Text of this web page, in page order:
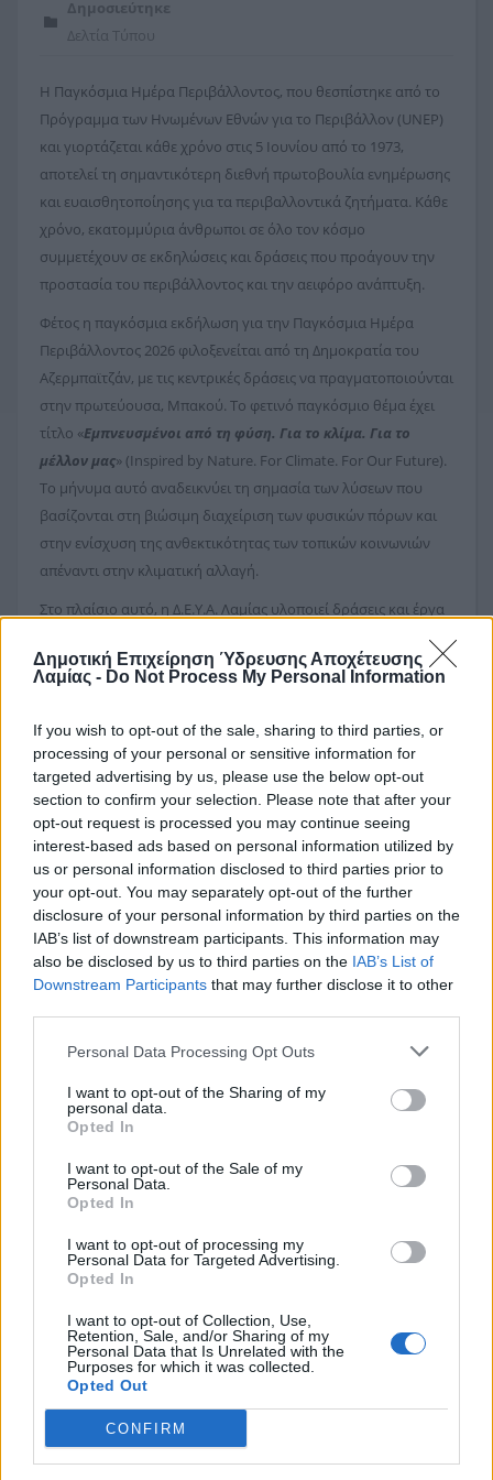
Δημοτική Επιχείρηση Ύδρευσης Αποχέτευσης
Λαμίας - Do Not Process My Personal Information
If you wish to opt-out of the sale, sharing to third parties, or
processing of your personal or sensitive information for
targeted advertising by us, please use the below opt-out
section to confirm your selection. Please note that after your
opt-out request is processed you may continue seeing
interest-based ads based on personal information utilized by
us or personal information disclosed to third parties prior to
your opt-out. You may separately opt-out of the further
disclosure of your personal information by third parties on the
IAB’s list of downstream participants. This information may
also be disclosed by us to third parties on the IAB’s List of
Downstream Participants that may further disclose it to other
Personal Data Processing Opt Outs
I want to opt-out of the Sharing of my
personal data.
Opted In
I want to opt-out of the Sale of my
Personal Data.
Opted In
I want to opt-out of processing my
Personal Data for Targeted Advertising.
Opted In
I want to opt-out of Collection, Use,
Retention, Sale, and/or Sharing of my
Personal Data that Is Unrelated with the
Purposes for which it was collected.
Opted Out
CONFIRM
Δημοσιεύτηκε
Δελτία Τύπου
Η Παγκόσμια Ημέρα Περιβάλλοντος, που θεσπίστηκε από το
Πρόγραμμα των Ηνωμένων Εθνών για το Περιβάλλον (UNEP)
και γιορτάζεται κάθε χρόνο στις 5 Ιουνίου από το 1973,
αποτελεί τη σημαντικότερη διεθνή πρωτοβουλία ενημέρωσης
και ευαισθητοποίησης για τα περιβαλλοντικά ζητήματα. Κάθε
χρόνο, εκατομμύρια άνθρωποι σε όλο τον κόσμο
συμμετέχουν σε εκδηλώσεις και δράσεις που προάγουν την
προστασία του περιβάλλοντος και την αειφόρο ανάπτυξη.
Φέτος η παγκόσμια εκδήλωση για την Παγκόσμια Ημέρα
Περιβάλλοντος 2026 φιλοξενείται από τη Δημοκρατία του
Αζερμπαϊτζάν, με τις κεντρικές δράσεις να πραγματοποιούνται
στην πρωτεύουσα, Μπακού. Το φετινό παγκόσμιο θέμα έχει
τίτλο «Εμπνευσμένοι από τη φύση. Για το κλίμα. Για το
μέλλον μας» (Inspired by Nature. For Climate. For Our Future).
Το μήνυμα αυτό αναδεικνύει τη σημασία των λύσεων που
βασίζονται στη βιώσιμη διαχείριση των φυσικών πόρων και
στην ενίσχυση της ανθεκτικότητας των τοπικών κοινωνιών
απέναντι στην κλιματική αλλαγή.
Στο πλαίσιο αυτό, η Δ.Ε.Υ.Α. Λαμίας υλοποιεί δράσεις και έργα
κυκλική οικονομία. Ξεχωρίζει η ολοκλήρωση της Μονάδας
Ηλιακής Ξήρανσης στην Εγκατάσταση Επεξεργασίας Λυμάτων
ιλύος στη γεωργία, ενώ παράλληλα υλοποιείται η επέκταση
της εγκατάστασης με νέα χρηματοδότηση από το Υπουργείο
Περιβάλλοντος και Ενέργειας.
Η Δ.Ε.Υ.Α. Λαμίας ως οργανισμός κοινής ωφέλειας με καίριο
ρόλο στη διαχείριση των υδάτινων πόρων του Δήμου
Λαμιέων, ενσωματώνει τις αρχές της βιώσιμης ανάπτυξης σε
κάθε πτυχή της δραστηριότητάς της. Με γνώμονα την
περιβαλλοντική προστασία, την ανθεκτικότητα απέναντι στην
κλιματική κρίση και την υπεύθυνη εξυπηρέτηση των πολιτών,
διατήρηση των φυσικών πόρων για τις επόμενες γενιές.
ΟΡΙΣΤΙΚΟΠΟΙΗΣΗ ΠΛΗΡΩΜΗΣ
ΟΡΙΣΤΙΚΟΠΟΙΗΣΗ ΠΛΗΡΩΜΗΣ
υφιστάμενης ποσότητας εντός των κλινών διήθησης της Μ.Ε.Υ.Α
/ Ε.Ε.Λ Λαμίας
ΟΡΙΣΤΙΚΟΠΟΙΗΣΗ ΠΛΗΡΩΜΗΣ
ΟΡΙΣΤΙΚΟΠΟΙΗΣΗ ΠΛΗΡΩΜΗΣ
ΟΡΙΣΤΙΚΟΠΟΙΗΣΗ ΠΛΗΡΩΜΗΣ
Μεταφορά επιπλέον ποσότητας χαλαζιακής άμμου στην